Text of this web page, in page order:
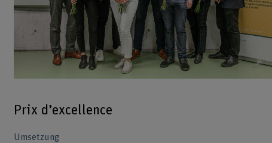
Prix d’excellence
Umsetzung